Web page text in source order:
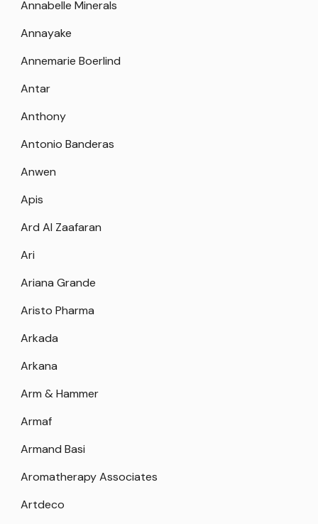
Annabelle Minerals
Annayake
Annemarie Boerlind
Antar
Anthony
Antonio Banderas
Anwen
Apis
Ard Al Zaafaran
Ari
Ariana Grande
Aristo Pharma
Arkada
Arkana
Arm & Hammer
Armaf
Armand Basi
Aromatherapy Associates
Artdeco